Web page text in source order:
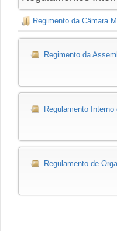
Regimento da Câmara
Regimento da
Regulamento
Regulamento de